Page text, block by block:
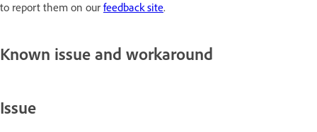
to report them on our feedback site.
Known issue and workaround
Issue